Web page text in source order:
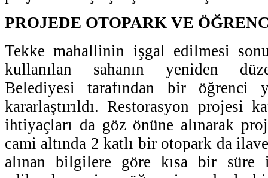
PROJEDE OTOPARK VE
Tekke mahallinin işgal edilmesi
kullanılan sahanın yeniden
Belediyesi tarafından bir öğrenci
kararlaştırıldı. Restorasyon projesi
ihtiyaçları da göz önüne alınarak
cami altında 2 katlı bir otopark da
alınan bilgilere göre kısa bir süre